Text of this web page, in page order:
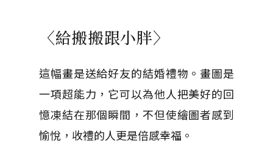
〈給搬搬跟小胖〉
這幅畫是送給好友的結婚禮物。畫圖是
一項超能力，它可以為他人把美好的回
憶凍結在那個瞬間，不但使繪圖者感到
愉悅，收禮的人更是倍感幸福。